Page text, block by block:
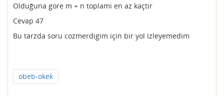
Olduğuna gore m + n toplami en az kaçtır
Cevap 47
Bu tarzda soru cozmerdigim için bir yol izleyemedim
obeb-okek